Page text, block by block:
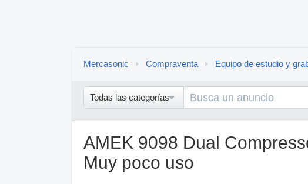
Mercasonic Compraventa Equipo de estudio y
Todas las categorías
AMEK 9098 Dual
Muy poco uso